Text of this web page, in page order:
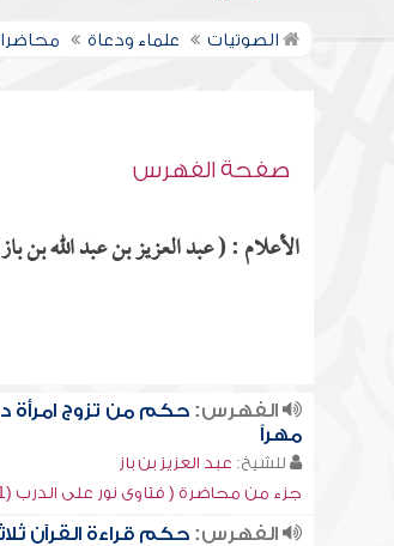
الصوتيات علماء ودعاة
صفحة الفهرس
الأعلام : ( عبد العزيز بن عبد الله بن
الفهرس:حكم من تزوج امرأة
مهراً
للشيخ: عبد العزيز بن باز
جزء من محاضرة ( فتاوى نور على الدرب (301))
الفهرس:حكم قراءة القرآن